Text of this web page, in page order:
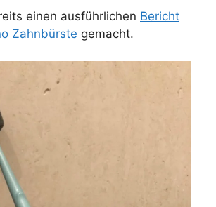
einen ausführlichen Bericht
Zahnbürste gemacht.